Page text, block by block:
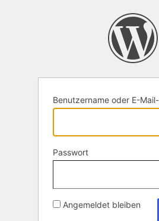
Benutzername oder E-
Passwort
Angemeldet bleiben